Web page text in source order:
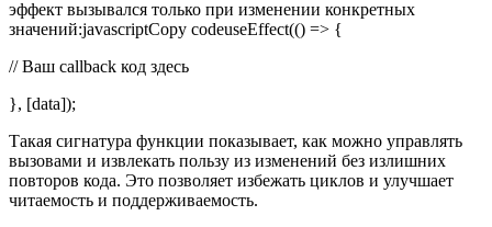
эффект вызывался только при изменении конкретных
значений:javascriptCopy codeuseEffect(() => {
// Ваш callback код здесь
}, [data]);
Такая сигнатура функции показывает, как можно управлять
вызовами и извлекать пользу из изменений без излишних
повторов кода. Это позволяет избежать циклов и улучшает
читаемость и поддерживаемость.